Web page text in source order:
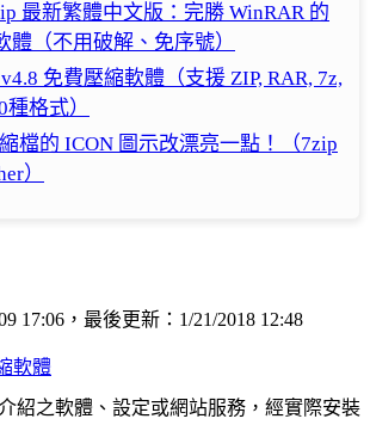
最新繁體中文版：完勝 WinRAR 的
體（不用破解、免序號）
免費壓縮軟體（支援 ZIP, RAR, 7z,
格式）
檔的 ICON 圖示改漂亮一點！（7zip
）
17:06，最後更新：1/21/2018 12:48
軟體
紹之軟體、設定或網站服務，經實際安裝